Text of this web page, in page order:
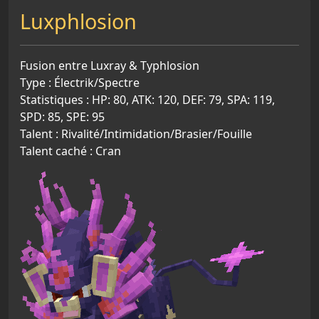
Luxphlosion
Fusion entre Luxray & Typhlosion
Type : Électrik/Spectre
Statistiques : HP: 80, ATK: 120, DEF: 79, SPA: 119,
SPD: 85, SPE: 95
Talent : Rivalité/Intimidation/Brasier/Fouille
Talent caché : Cran